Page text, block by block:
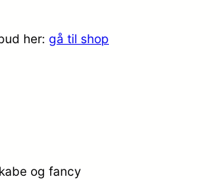
her: gå til shop
og fancy